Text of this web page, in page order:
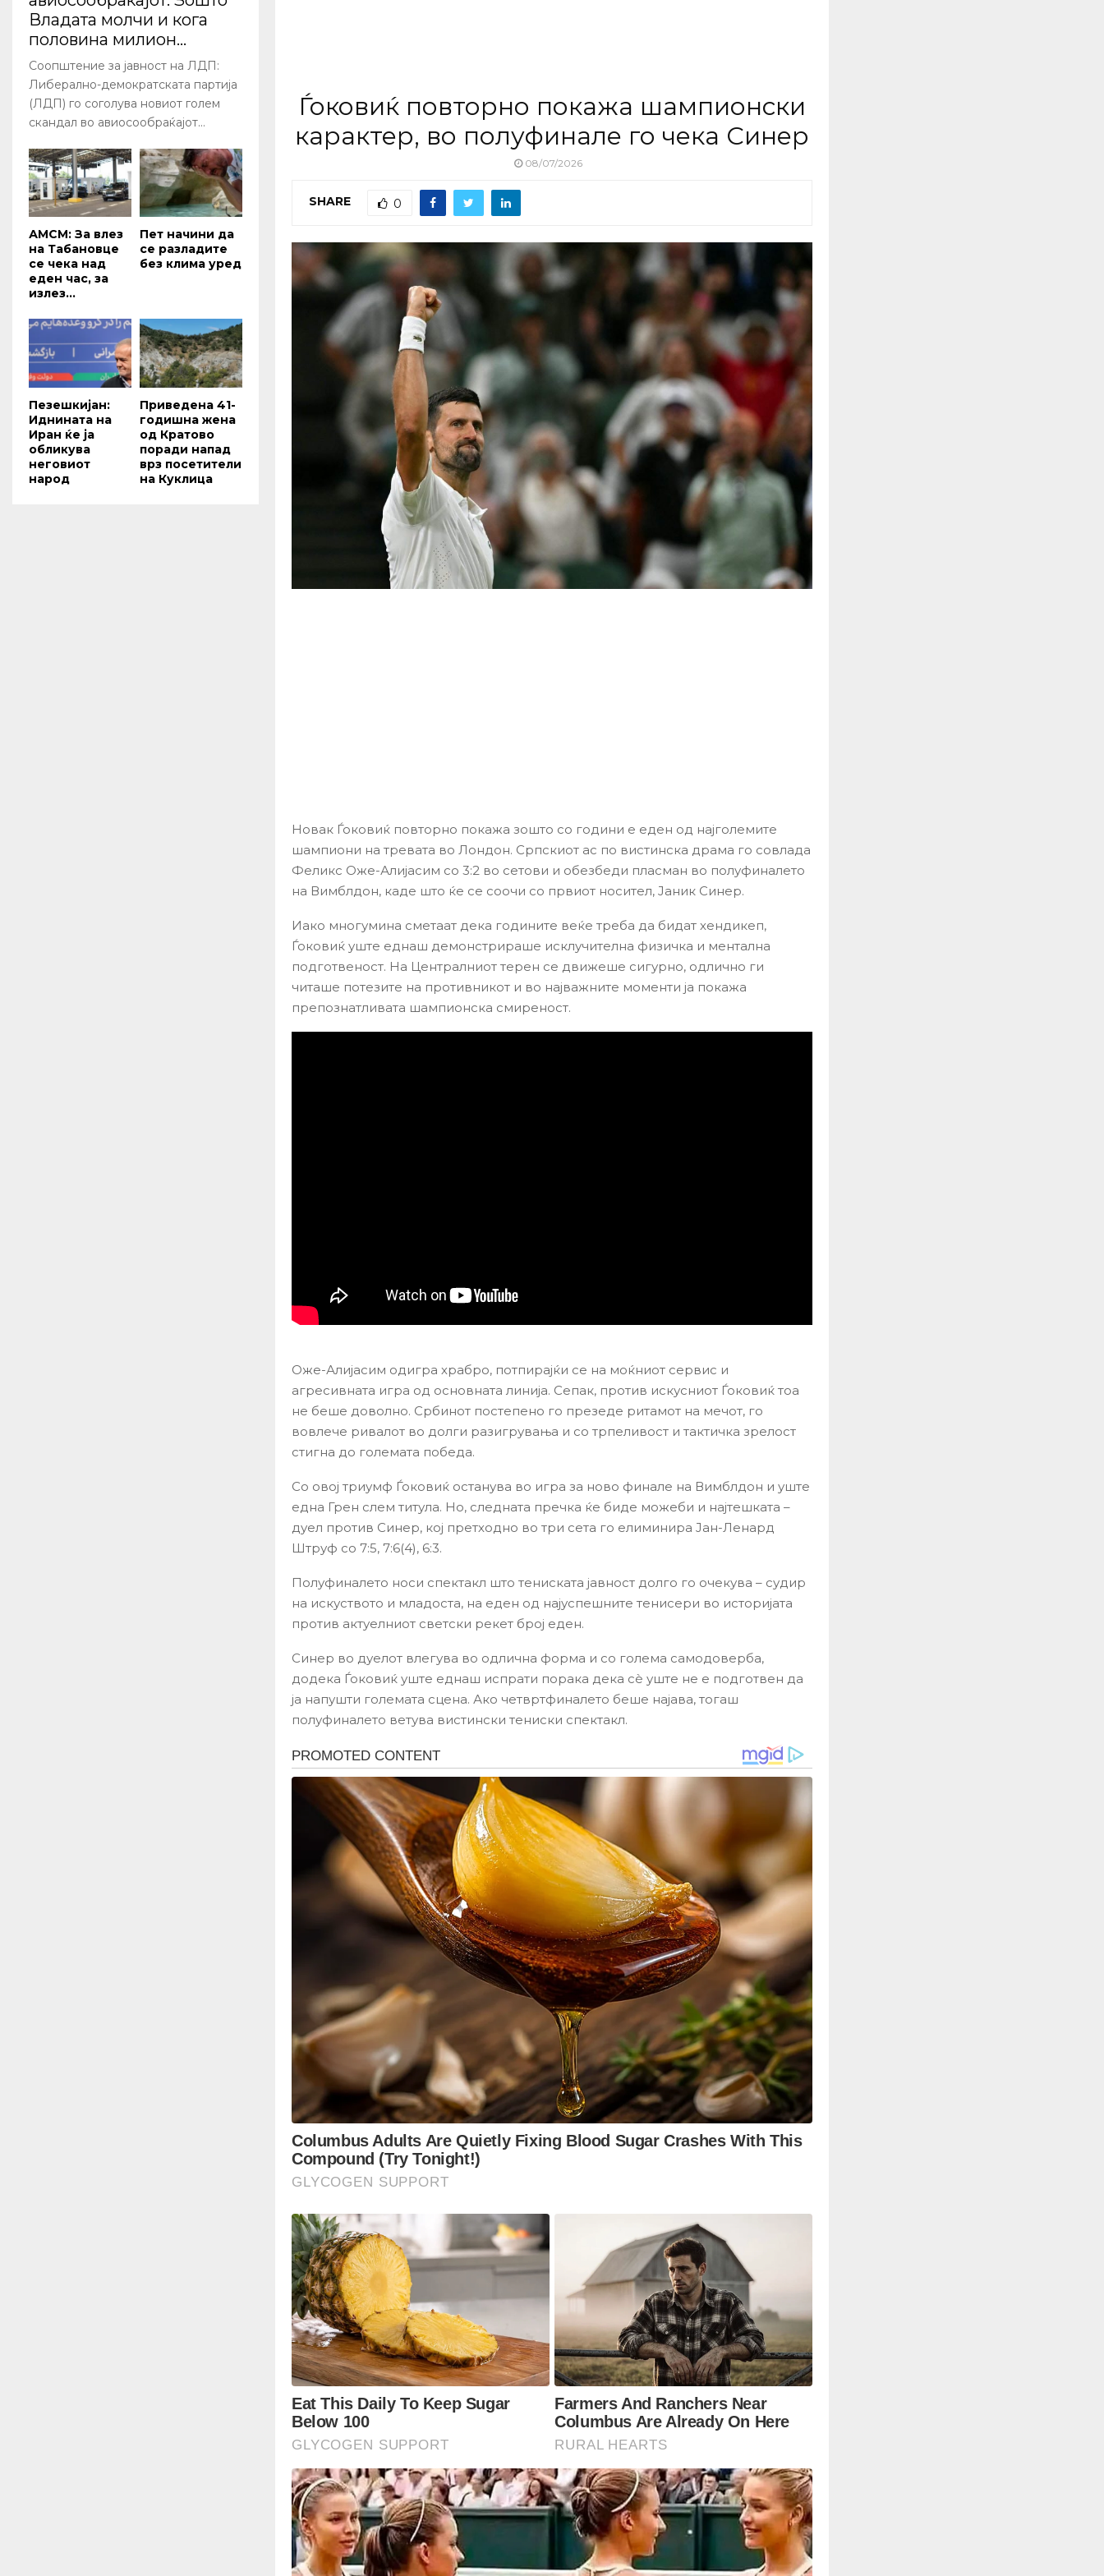
Ѓоковиќ повторно покажа шампионски
карактер, во полуфинале го чека Синер
08/07/2026
SHARE 0
Новак Ѓоковиќ повторно покажа зошто со години е еден од најголемите
шампиони на тревата во Лондон. Српскиот ас по вистинска драма го совлада
Феликс Оже-Алијасим со 3:2 во сетови и обезбеди пласман во полуфиналето
на Вимблдон, каде што ќе се соочи со првиот носител, Јаник Синер.
Иако многумина сметаат дека годините веќе треба да бидат хендикеп,
Ѓоковиќ уште еднаш демонстрираше исклучителна физичка и ментална
подготвеност. На Централниот терен се движеше сигурно, одлично ги
читаше потезите на противникот и во најважните моменти ја покажа
препознатливата шампионска смиреност.
Оже-Алијасим одигра храбро, потпирајќи се на моќниот сервис и
агресивната игра од основната линија. Сепак, против искусниот Ѓоковиќ тоа
не беше доволно. Србинот постепено го презеде ритамот на мечот, го
вовлече ривалот во долги разигрувања и со трпеливост и тактичка зрелост
стигна до големата победа.
Со овој триумф Ѓоковиќ останува во игра за ново финале на Вимблдон и уште
една Грен слем титула. Но, следната пречка ќе биде можеби и најтешката –
дуел против Синер, кој претходно во три сета го елиминира Јан-Ленард
Штруф со 7:5, 7:6(4), 6:3.
Полуфиналето носи спектакл што тениската јавност долго го очекува – судир
на искуството и младоста, на еден од најуспешните тенисери во историјата
против актуелниот светски рекет број еден.
Синер во дуелот влегува во одлична форма и со голема самодоверба,
додека Ѓоковиќ уште еднаш испрати порака дека сè уште не е подготвен да
ја напушти големата сцена. Ако четвртфиналето беше најава, тогаш
полуфиналето ветува вистински тениски спектакл.
Владата молчи и кога
половина милион...
Соопштение за јавност на ЛДП:
Либерално-демократската партија
(ЛДП) го соголува новиот голем
скандал во авиосообраќајот...
АМСМ: За влез
на Табановце
се чека над
еден час, за
излез...
Пет начини да
се разладите
без клима уред
Пезешкијан:
Иднината на
Иран ќе ја
обликува
неговиот
народ
Приведена 41-
годишна жена
од Кратово
поради напад
врз посетители
на Куклица